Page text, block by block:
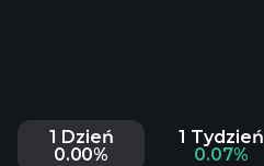
1 Dzień
0.00%
1 Tydzień
0.07%